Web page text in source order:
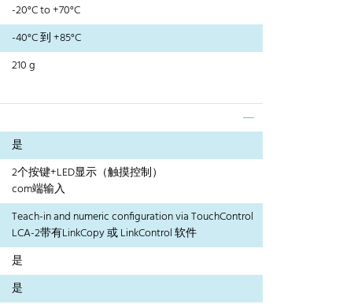
-20°C to +70°C
-40°C 到 +85°C
210 g
是
2个按键+LED显示（触摸控制）
com端输入
Teach-in and numeric configuration via TouchControl
LCA-2带有LinkCopy 或 LinkControl 软件
是
是